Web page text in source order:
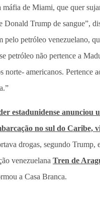
máfia de Miami, que quer
Donald Trump de sangue”,
pelo petróleo venezuelano,
petróleo não pertence a
norte- americanos. Pertence
estadunidense anunciou
no sul do Caribe,
drogas, segundo Trump,
venezuelana Tren de
a Casa Branca.